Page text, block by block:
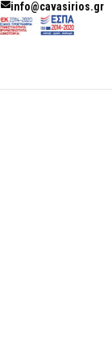
info@cavasirios.gr